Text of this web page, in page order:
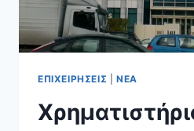
ΕΠΙΧΕΙΡΉΣΕΙΣ ΝΈΑ